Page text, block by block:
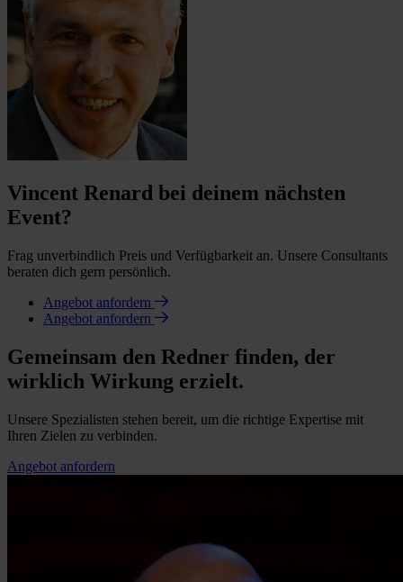
Vincent Renard bei deinem nächsten
Event?
Frag unverbindlich Preis und Verfügbarkeit an. Unsere Consultants
beraten dich gern persönlich.
Angebot anfordern
Angebot anfordern
Gemeinsam den Redner finden, der
wirklich Wirkung erzielt.
Unsere Spezialisten stehen bereit, um die richtige Expertise mit
Ihren Zielen zu verbinden.
Angebot anfordern